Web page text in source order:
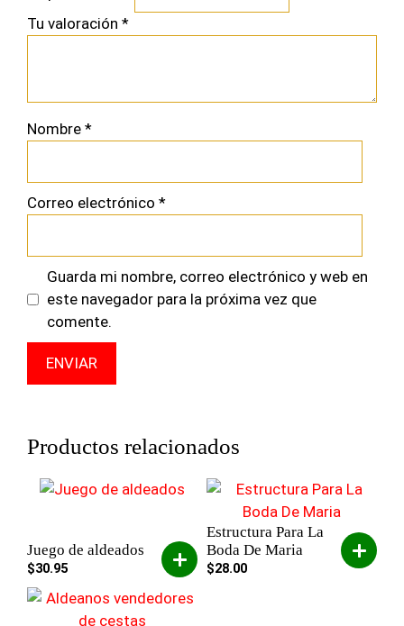
Tu valoración *
Nombre *
Correo electrónico *
Guarda mi nombre, correo electrónico y web en
este navegador para la próxima vez que
comente.
Productos relacionados
Juego de aldeados
$30.95
Estructura Para La
Boda De Maria
$28.00